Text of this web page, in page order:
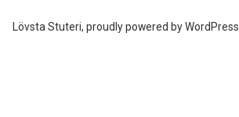
Lövsta Stuteri, proudly powered by WordPress